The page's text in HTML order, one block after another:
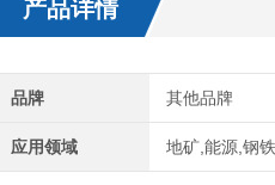
产品详情
品牌 其他品牌
应用领域 地矿,能源,钢